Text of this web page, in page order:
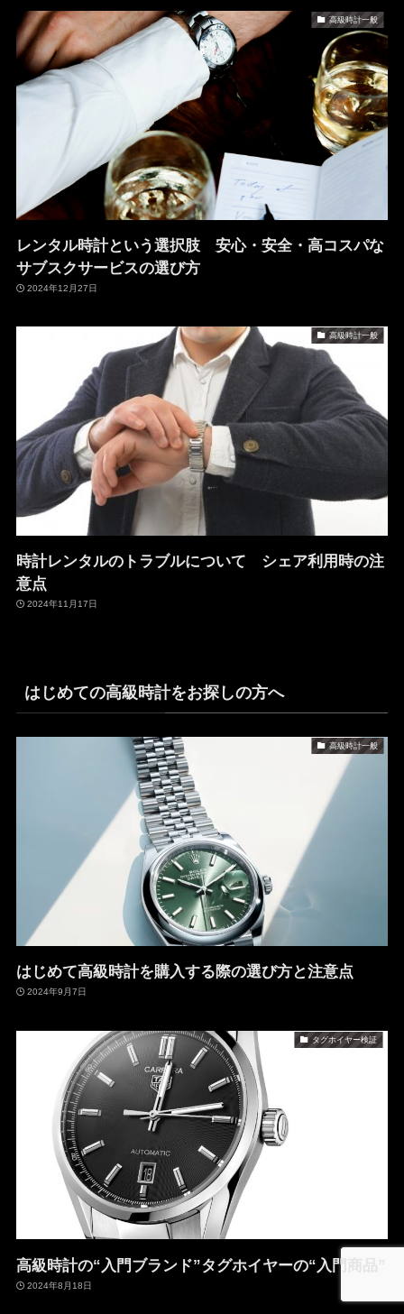
高級時計一般
レンタル時計という選択肢 安心・安全・高コスパな
サブスクサービスの選び方
2024年12月27日
高級時計一般
時計レンタルのトラブルについて シェア利用時の注
意点
2024年11月17日
はじめての高級時計をお探しの方へ
高級時計一般
はじめて高級時計を購入する際の選び方と注意点
2024年9月7日
タグホイヤー検証
高級時計の“入門ブランド”タグホイヤーの“入門商品”
2024年8月18日